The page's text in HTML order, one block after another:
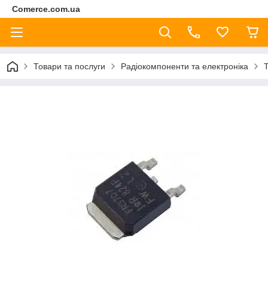
Comerce.com.ua
Товари та послуги Радіокомпоненти та електроніка